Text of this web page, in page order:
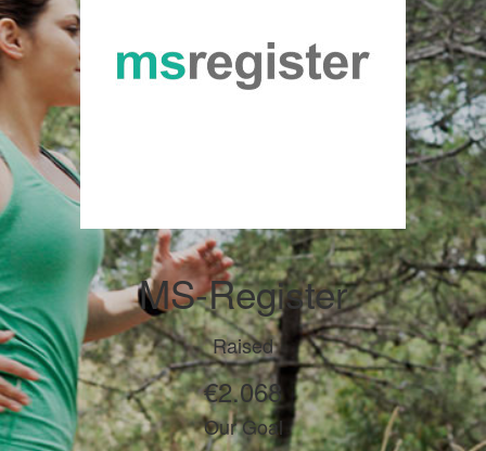
MS-Register
Raised
€2.068
Our Goal